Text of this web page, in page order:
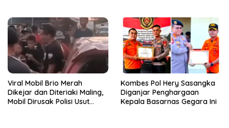
Viral Mobil Brio Merah
Dikejar dan Diteriaki Maling,
Mobil Dirusak Polisi Usut
Kombes Pol Hery Sasangka
Diganjar Penghargaan
Kepala Basarnas Gegara Ini